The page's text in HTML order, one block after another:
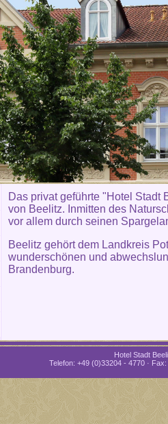
Das privat geführte "Hotel Stadt
von Beelitz. Inmitten des
vor allem durch seinen
Beelitz gehört dem Landkreis
wunderschönen und
Brandenburg.
Hotel Stadt
Telefon: +49 (0)33204 - 4770 ·